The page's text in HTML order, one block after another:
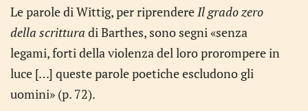
Le parole di Wittig, per riprendereIl grado zero
della scrittura di Barthes, sono segni «senza
legami, forti della violenza del loro prorompere in
luce […] queste parole poetiche escludono gli
uomini» (p. 72).